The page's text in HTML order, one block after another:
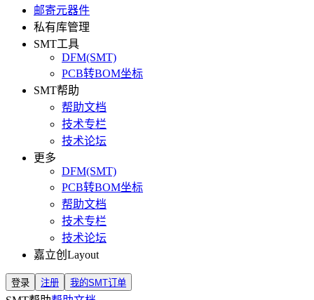
邮寄元器件
私有库管理
SMT工具
DFM(SMT)
PCB转BOM坐标
SMT帮助
帮助文档
技术专栏
技术论坛
更多
DFM(SMT)
PCB转BOM坐标
帮助文档
技术专栏
技术论坛
嘉立创Layout
登录 注册 我的SMT订单